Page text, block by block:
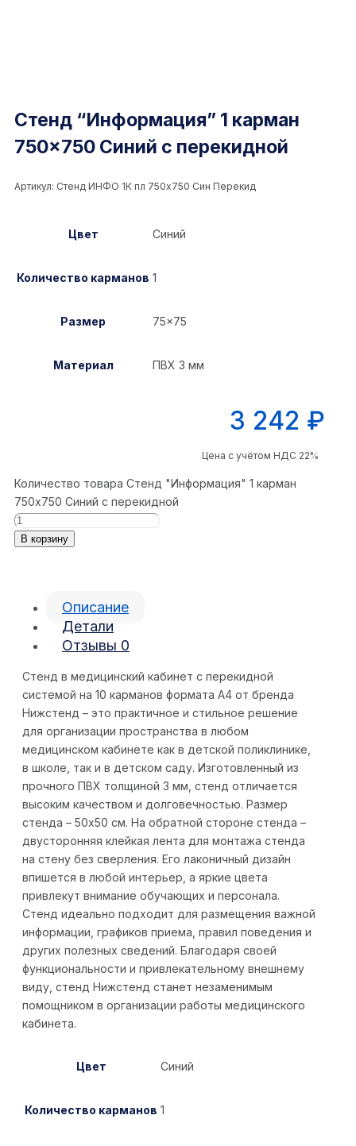
Стенд “Информация” 1 карман
750×750 Синий с перекидной
Артикул: Стенд ИНФО 1К пл 750x750 Син Перекид
Цвет Синий
Количество карманов 1
Размер 75×75
Материал ПВХ 3 мм
3 242 ₽
Цена с учётом НДС 22%
Количество товара Стенд "Информация" 1 карман
750x750 Синий с перекидной
В корзину
Описание
Детали
Отзывы 0
Стенд в медицинский кабинет с перекидной
системой на 10 карманов формата А4 от бренда
Нижстенд – это практичное и стильное решение
для организации пространства в любом
медицинском кабинете как в детской поликлинике,
в школе, так и в детском саду. Изготовленный из
прочного ПВХ толщиной 3 мм, стенд отличается
высоким качеством и долговечностью. Размер
стенда – 50х50 см. На обратной стороне стенда –
двусторонняя клейкая лента для монтажа стенда
на стену без сверления. Его лаконичный дизайн
впишется в любой интерьер, а яркие цвета
привлекут внимание обучающих и персонала.
Стенд идеально подходит для размещения важной
информации, графиков приема, правил поведения и
других полезных сведений. Благодаря своей
функциональности и привлекательному внешнему
виду, стенд Нижстенд станет незаменимым
помощником в организации работы медицинского
кабинета.
Цвет Синий
Количество карманов 1